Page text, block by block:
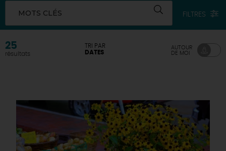
MOTS CLÉS FILTRES
25
résultats
TRI PAR
DATES
AUTOUR
DE MOI